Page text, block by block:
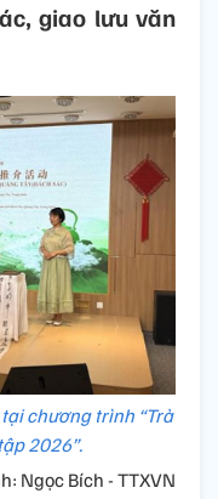
giao lưu văn
chương trình “Trà
2026”.
Ngọc Bích - TTXVN